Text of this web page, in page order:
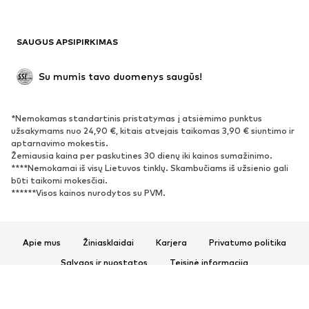
Proginiai
Išskirtiniai
BATAI
Naujienos
Sportbačiai
Aulinukai
Batai su kulniukais
Auliniai batai
Įsispiriami bateliai
Šlepetės
SAUGUS APSIPIRKIMAS
Su mumis tavo duomenys saugūs!
*Nemokamas standartinis pristatymas į atsiėmimo punktus
užsakymams nuo 24,90 €, kitais atvejais taikomas 3,90 € siuntimo ir
aptarnavimo mokestis.
Žemiausia kaina per paskutines 30 dienų iki kainos sumažinimo.
****Nemokamai iš visų Lietuvos tinklų. Skambučiams iš užsienio gali
būti taikomi mokesčiai.
******Visos kainos nurodytos su PVM.
Apie mus Žiniasklaidai Karjera
Privatumo politika
Sąlygos ir nuostatos
Teisinė informacija